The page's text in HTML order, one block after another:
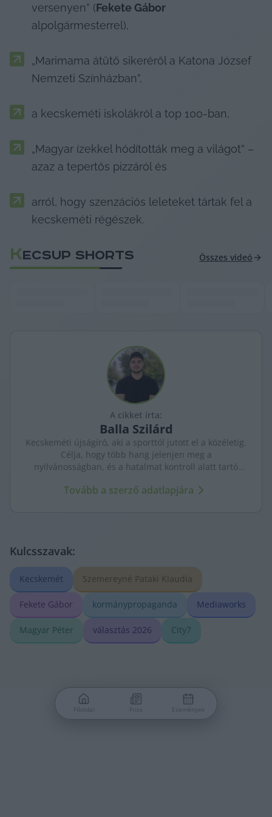
versenyen” (Fekete Gábor
alpolgármesterrel),
„Marimama átütő sikeréről a Katona József
Nemzeti Színházban”,
a kecskeméti iskolákról a top 100-ban,
„Magyar ízekkel hódították meg a világot” –
azaz a tepertős pizzáról és
arról, hogy szenzációs leleteket tártak fel a
kecskeméti régészek.
KECSUP SHORTS Összes videó
A cikket írta:
Balla Szilárd
Kecskeméti újságíró, aki a sporttól jutott el a közéletig.
Célja, hogy több hang jelenjen meg a
nyilvánosságban, és a hatalmat kontroll alatt tartó
kritikus szemmel követi.
Tovább a szerző adatlapjára
Kulcsszavak:
Kecskemét Szemereyné Pataki Klaudia
Fekete Gábor kormánypropaganda Mediaworks
Magyar Péter választás 2026 City7
Főoldal Friss Események